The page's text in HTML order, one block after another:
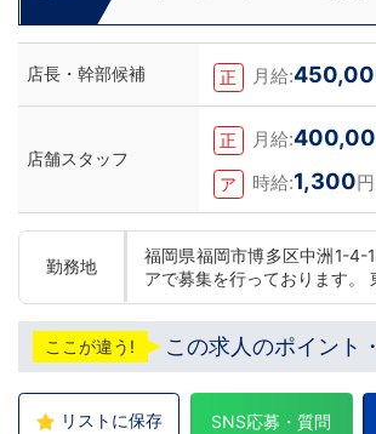
店長・幹部候補 正 月給:
店舗スタッフ
正 月給:
ア 時給:1,300
勤務地
福岡県福岡市博多区中洲1-4-18 下記の全エ
アで募集を行っております。 東京 五反田：五
反田駅から徒歩2分 池袋：
歩2分 吉原：三ノ輪駅から徒歩8分
浜：京急線黄金町駅から徒歩8分 茨城
水戸駅からバス5分 福岡 福岡：中洲川端駅か
ら徒歩8分 北海道 札幌：すすきの駅から徒歩
5分 中国・四国 鳥取：米子市皆生温泉 愛媛：
ここが違う! この求人のポイント
リストに保存 SNS応募・質問